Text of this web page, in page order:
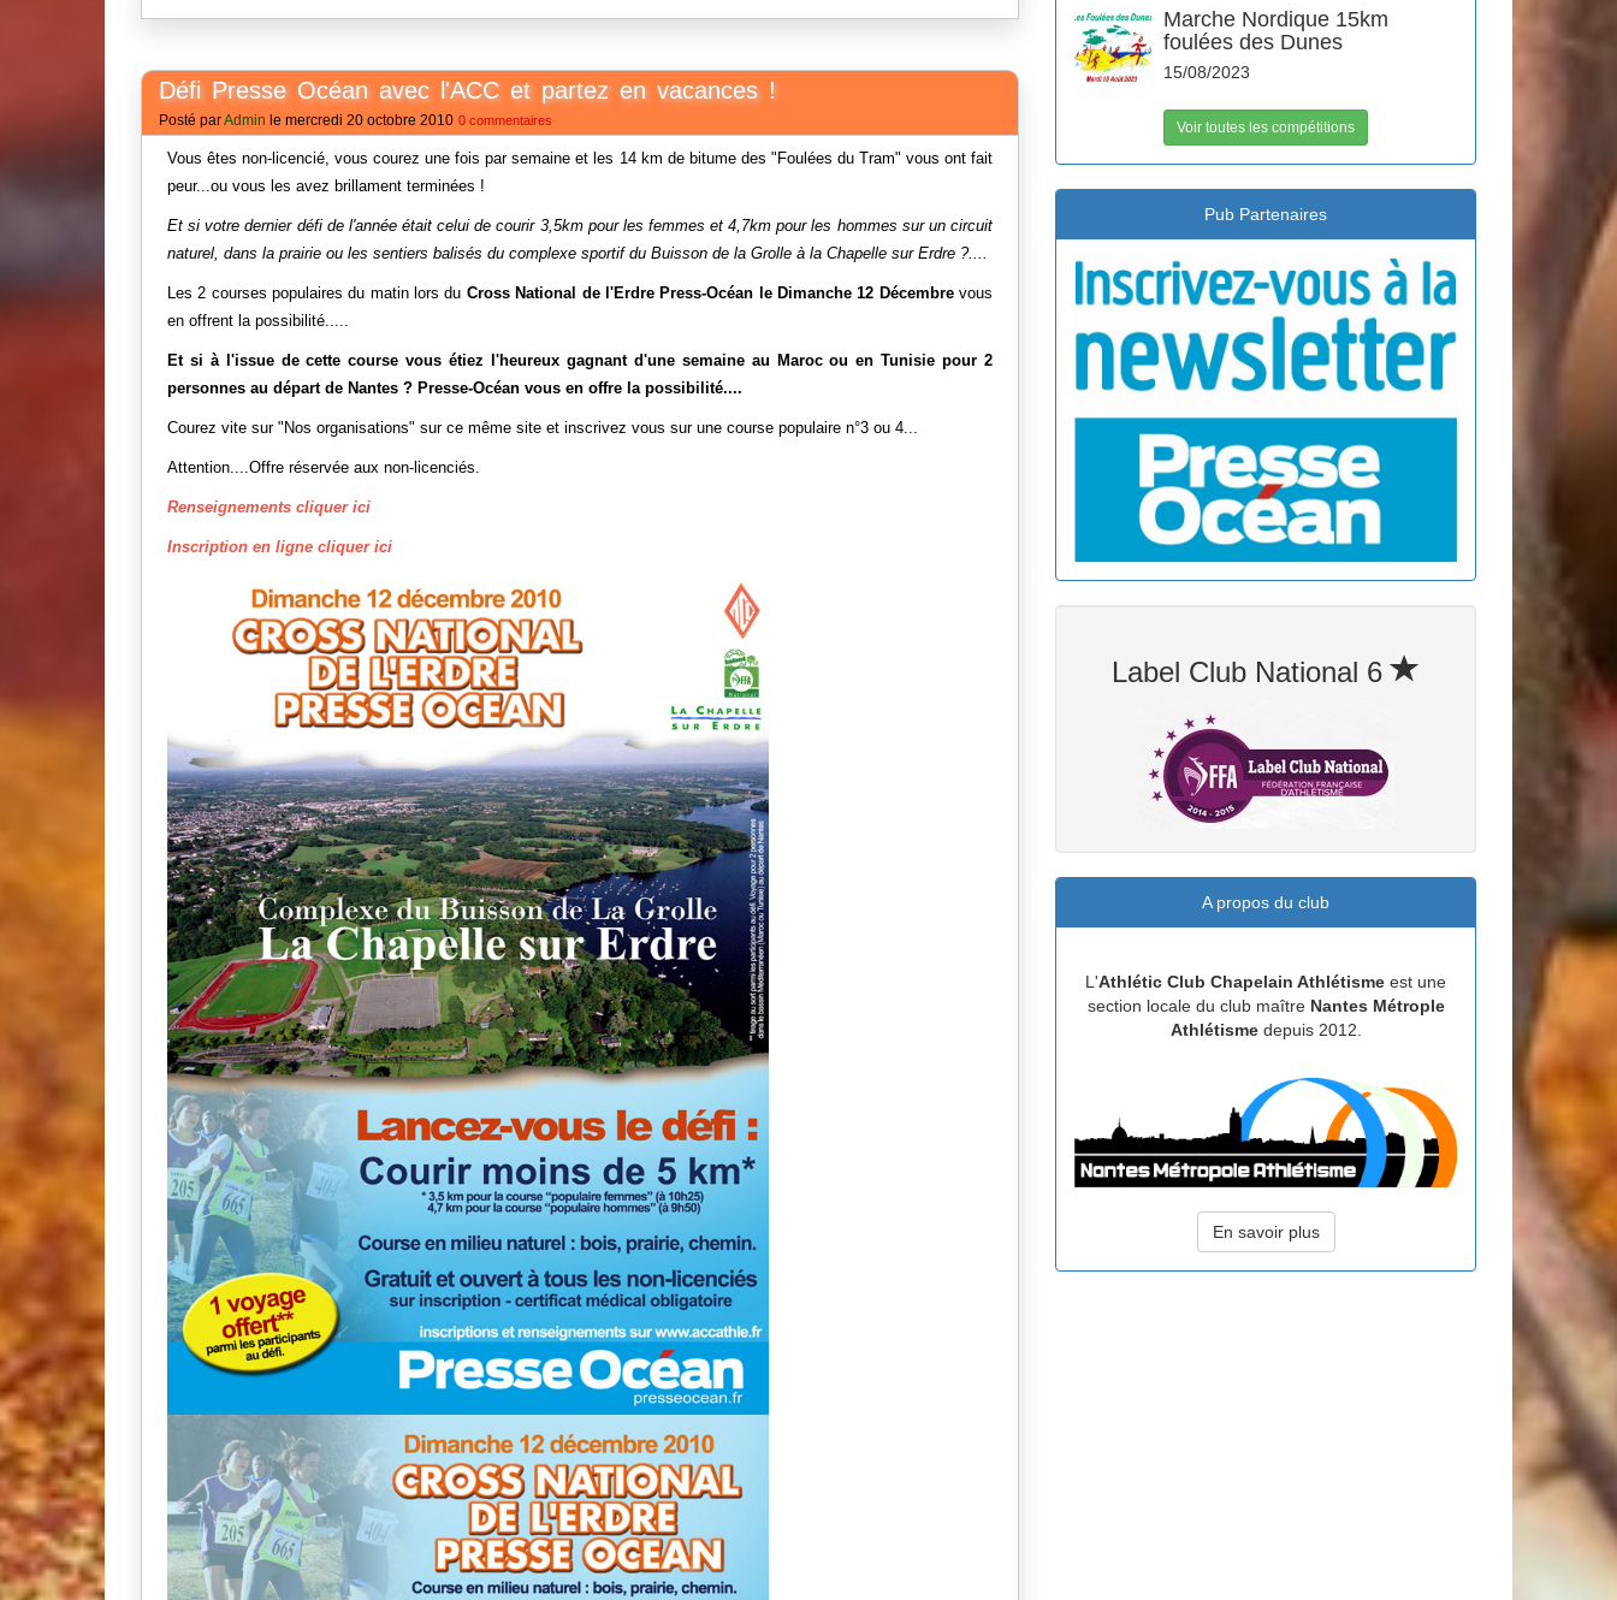
Défi Presse Océan avec l'ACC et partez en vacances !
Posté parAdmin le mercredi 20 octobre 2010 0 commentaires
Vous êtes non-licencié, vous courez une fois par semaine et les 14 km de bitume des "Foulées du Tram" vous ont fait
peur...ou vous les avez brillament terminées !
Et si votre dernier défi de l'année était celui de courir 3,5km pour les femmes et 4,7km pour les hommes sur un circuit
naturel, dans la prairie ou les sentiers balisés du complexe sportif du Buisson de la Grolle à la Chapelle sur Erdre ?....
Les 2 courses populaires du matin lors du Cross National de l'Erdre Press-Océan le Dimanche 12 Décembrevous
en offrent la possibilité.....
Et si à l'issue de cette course vous étiez l'heureux gagnant d'une semaine au Maroc ou en Tunisie pour 2
personnes au départ de Nantes ? Presse-Océan vous en offre la possibilité....
Courez vite sur "Nos organisations" sur ce même site et inscrivez vous sur une course populaire n°3 ou 4...
Attention....Offre réservée aux non-licenciés.
Renseignements cliquer ici
Inscription en ligne cliquer ici
Marche Nordique 15km
foulées des Dunes
15/08/2023
Voir toutes les compétitions
Pub Partenaires
Label Club National 6
A propos du club
L'Athlétic Club Chapelain Athlétisme est une
section locale du club maître Nantes Métrople
Athlétismedepuis 2012.
En savoir plus